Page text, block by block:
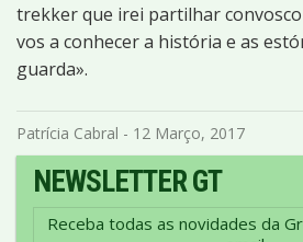
trekker que irei partilhar
vos a conhecer a história e as
guarda».
Patrícia Cabral - 12 Março, 2017
NEWSLETTER GT
Receba todas as novidades da